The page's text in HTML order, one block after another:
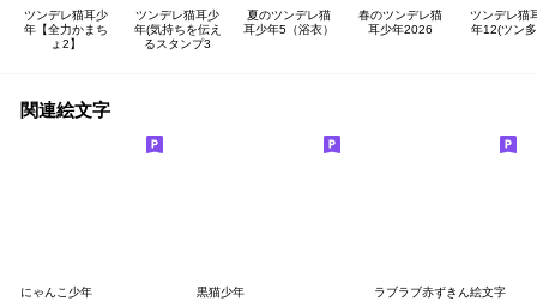
ツンデレ猫耳少
年【全力かまち
ょ2】
ツンデレ猫耳少
年(気持ちを伝え
るスタンプ3
夏のツンデレ猫
耳少年5（浴衣）
春のツンデレ猫
耳少年2026
ツンデレ猫
年12(ツン
関連絵文字
にゃんこ少年 黒猫少年 ラブラブ赤ずきん絵文字